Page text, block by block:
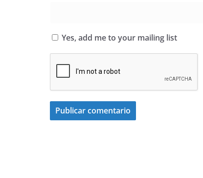
Yes, add me to your mailing list